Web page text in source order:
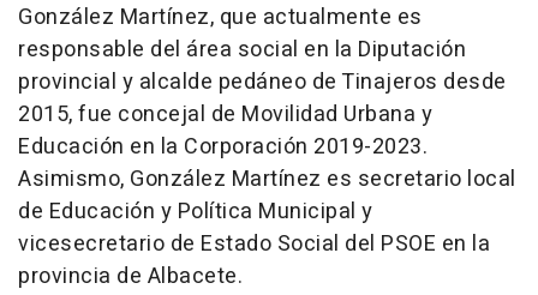
González Martínez, que actualmente es
responsable del área social en la Diputación
provincial y alcalde pedáneo de Tinajeros desde
2015, fue concejal de Movilidad Urbana y
Educación en la Corporación 2019-2023.
Asimismo, González Martínez es secretario local
de Educación y Política Municipal y
vicesecretario de Estado Social del PSOE en la
provincia de Albacete.